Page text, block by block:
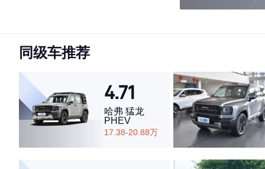
同级车推荐
4.71
哈弗 猛龙
PHEV
17.38-20.88万